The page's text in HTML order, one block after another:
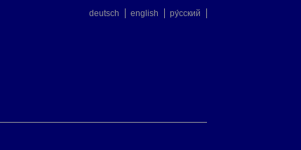
deutsch english ру́сский